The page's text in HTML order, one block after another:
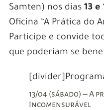
Samten) nos dias 13 e
Oficina “A Prática do
Participe e convide
que poderiam se
13/04 (sábado) – A
Incomensurável